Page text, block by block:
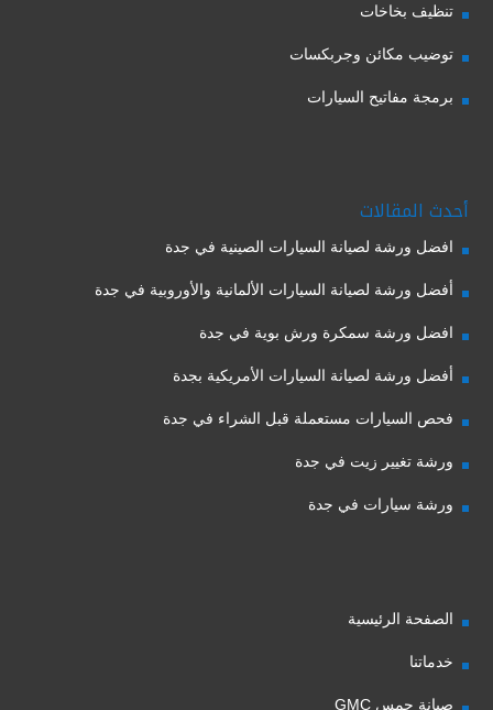
تنظيف بخاخات
توضيب مكائن وجربكسات
برمجة مفاتيح السيارات
أحدث المقالات
افضل ورشة لصيانة السيارات الصينية في جدة
أفضل ورشة لصيانة السيارات الألمانية والأوروبية في جدة
افضل ورشة سمكرة ورش بوية في جدة
أفضل ورشة لصيانة السيارات الأمريكية بجدة
فحص السيارات مستعملة قبل الشراء في جدة
ورشة تغيير زيت في جدة
ورشة سيارات في جدة
الصفحة الرئيسية
خدماتنا
صيانة جمس GMC